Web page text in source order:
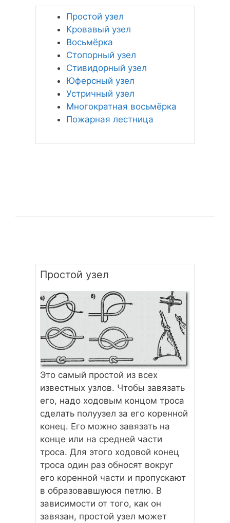
Простой узел
Кровавый узел
Восьмёрка
Стопорный узел
Стивидорный узел
Юферсный узел
Устричный узел
Многократная восьмёрка
Пожарная лестница
Простой узел
Это самый простой из всех
известных узлов. Чтобы завязать
его, надо ходовым концом троса
сделать полуузел за его коренной
конец. Его можно завязать на
конце или на средней части
троса. Для этого ходовой конец
троса один раз обносят вокруг
его коренной части и пропускают
в образовавшуюся петлю. В
зависимости от того, как он
завязан, простой узел может